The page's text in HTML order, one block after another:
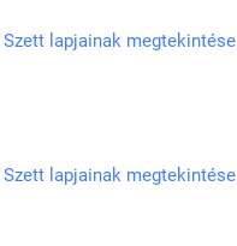
Szett lapjainak megtekintése
Szett lapjainak megtekintése